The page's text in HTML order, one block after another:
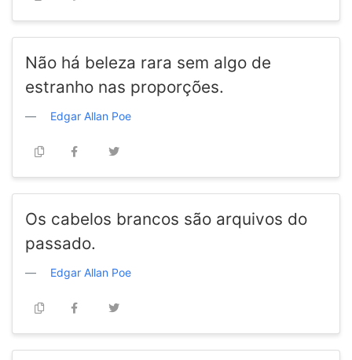
Não há beleza rara sem algo de
estranho nas proporções.
Edgar Allan Poe
Os cabelos brancos são arquivos do
passado.
Edgar Allan Poe